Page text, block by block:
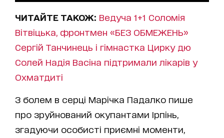
ЧИТАЙТЕ ТАКОЖ: Ведуча 1+1 Соломія
Вітвіцька, фронтмен «БЕЗ ОБМЕЖЕНЬ»
Сергій Танчинець і гімнастка Цирку дю
Солей Надія Васіна підтримали лікарів у
Охматдиті
З болем в серці Марічка Падалко пише
про зруйнований окупантами Ірпінь,
згадуючи особисті приємні моменти,